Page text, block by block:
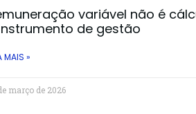
variável não é
de gestão
MAIS »
março de 2026